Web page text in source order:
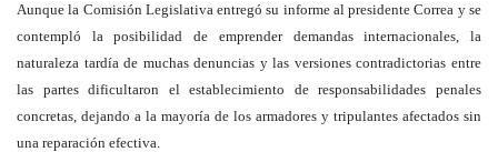
Aunque la Comisión Legislativa entregó su informe al presidente Correa y se
contempló la posibilidad de emprender demandas internacionales, la
naturaleza tardía de muchas denuncias y las versiones contradictorias entre
las partes dificultaron el establecimiento de responsabilidades penales
concretas, dejando a la mayoría de los armadores y tripulantes afectados sin
una reparación efectiva.